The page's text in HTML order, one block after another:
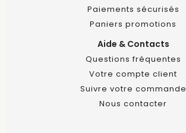
Paiements sécurisés
Paniers promotions
Aide & Contacts
Questions fréquentes
Votre compte client
Suivre votre commande
Nous contacter